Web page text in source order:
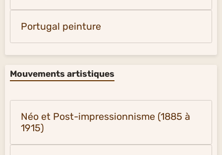
Portugal peinture
Mouvements artistiques
Néo et Post-impressionnisme (1885 à
1915)